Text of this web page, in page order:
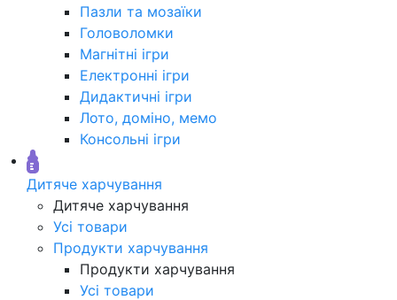
Пазли та мозаїки
Головоломки
Магнітні ігри
Електронні ігри
Дидактичні ігри
Лото, доміно, мемо
Консольні ігри
Дитяче харчування
Дитяче харчування
Усі товари
Продукти харчування
Продукти харчування
Усі товари